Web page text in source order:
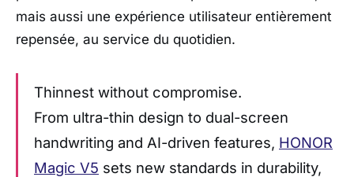
mais aussi une expérience utilisateur entièrement
repensée, au service du quotidien.
Thinnest without compromise.
From ultra-thin design to dual-screen
handwriting and AI-driven features, HONOR
Magic V5 sets new standards in durability,